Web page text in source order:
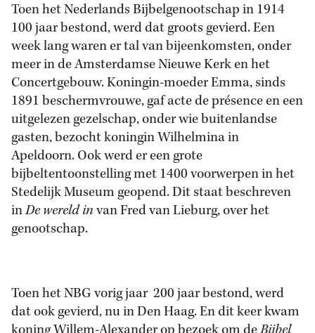
Toen het Nederlands Bijbelgenootschap in 1914
100 jaar bestond, werd dat groots gevierd. Een
week lang waren er tal van bijeenkomsten, onder
meer in de Amsterdamse Nieuwe Kerk en het
Concertgebouw. Koningin-moeder Emma, sinds
1891 beschermvrouwe, gaf acte de présence en een
uitgelezen gezelschap, onder wie buitenlandse
gasten, bezocht koningin Wilhelmina in
Apeldoorn. Ook werd er een grote
bijbeltentoonstelling met 1400 voorwerpen in het
Stedelijk Museum geopend. Dit staat beschreven
inDe wereld invan Fred van Lieburg, over het
genootschap.
Toen het NBG vorig jaar 200 jaar bestond, werd
dat ook gevierd, nu in Den Haag. En dit keer kwam